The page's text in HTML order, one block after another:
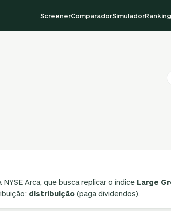
ScreenerComparadorSimulador
NYSE Arca, que busca replicar o índice Large
distribuição(paga dividendos).